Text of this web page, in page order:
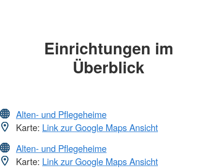
Einrichtungen im
Überblick
Alten- und Pflegeheime
Karte: Link zur Google Maps Ansicht
Alten- und Pflegeheime
Karte: Link zur Google Maps Ansicht